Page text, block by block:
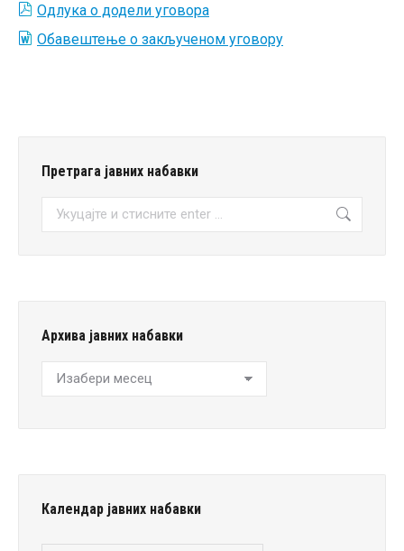
Одлука о додели уговора
Обавештење о закљученом уговору
Претрага јавних набавки
Претрага:
Архива јавних набавки
Архива
јавних
Календар јавних набавки